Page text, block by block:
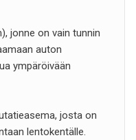
jonne on vain tunnin
auton
ympäröivään
josta on
lentokentälle.